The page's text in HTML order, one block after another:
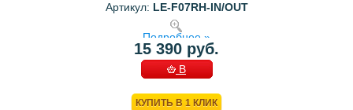
Артикул: LE-F07RH-IN/OUT
Подробнее »
15 390 руб.
В
КУПИТЬ В 1 КЛИК